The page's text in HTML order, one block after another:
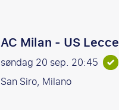
AC Milan - US Lecce
søndag 20 sep. 20:45
San Siro, Milano